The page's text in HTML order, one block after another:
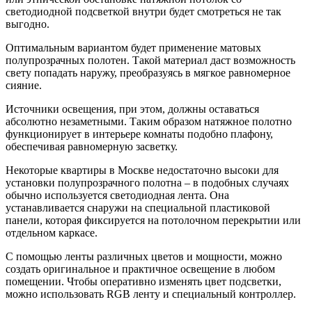
светодиодной подсветкой внутри будет смотреться не так
выгодно.
Оптимальным вариантом будет применение матовых
полупрозрачных полотен. Такой материал даст возможность
свету попадать наружу, преобразуясь в мягкое равномерное
сияние.
Источники освещения, при этом, должны оставаться
абсолютно незаметными. Таким образом натяжное полотно
функционирует в интерьере комнаты подобно плафону,
обеспечивая равномерную засветку.
Некоторые квартиры в Москве недостаточно высоки для
установки полупрозрачного полотна – в подобных случаях
обычно используется светодиодная лента. Она
устанавливается снаружи на специальной пластиковой
панели, которая фиксируется на потолочном перекрытии или
отдельном каркасе.
С помощью ленты различных цветов и мощности, можно
создать оригинальное и практичное освещение в любом
помещении. Чтобы оперативно изменять цвет подсветки,
можно использовать RGB ленту и специальный контроллер.